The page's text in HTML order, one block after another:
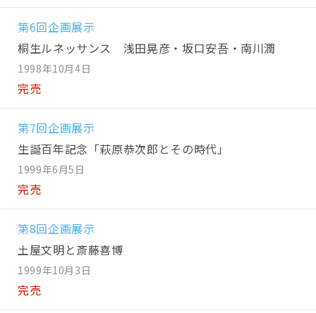
第6回企画展示
桐生ルネッサンス 浅田晃彦・坂口安吾・南川潤
1998年10月4日
完売
第7回企画展示
生誕百年記念「萩原恭次郎とその時代」
1999年6月5日
完売
第8回企画展示
土屋文明と斎藤喜博
1999年10月3日
完売